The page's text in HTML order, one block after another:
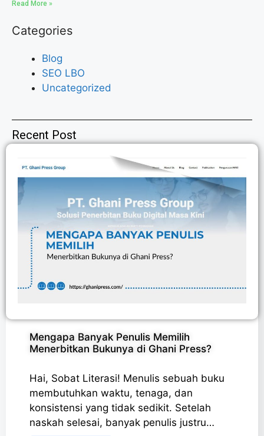
Read More »
Categories
Blog
SEO LBO
Uncategorized
Recent Post
Mengapa Banyak Penulis Memilih
Menerbitkan Bukunya di Ghani Press?
Hai, Sobat Literasi! Menulis sebuah buku
membutuhkan waktu, tenaga, dan
konsistensi yang tidak sedikit. Setelah
naskah selesai, banyak penulis justru…